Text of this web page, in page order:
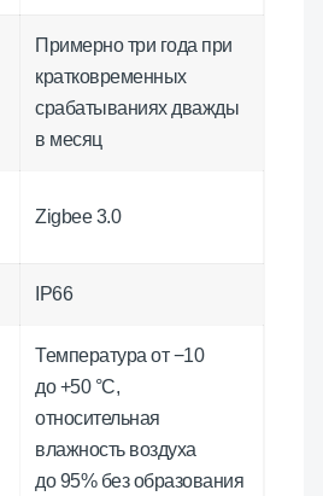
Примерно три года при
кратковременных
срабатываниях дважды
в месяц
Zigbee 3.0
IP66
Температура от −10
до +50 °C,
относительная
влажность воздуха
до 95% без образования